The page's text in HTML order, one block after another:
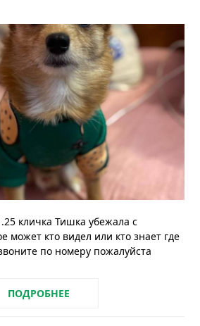
кличка Тишка убежала с
может кто видел или кто знает где
по номеру пожалуйста
ПОДРОБНЕЕ